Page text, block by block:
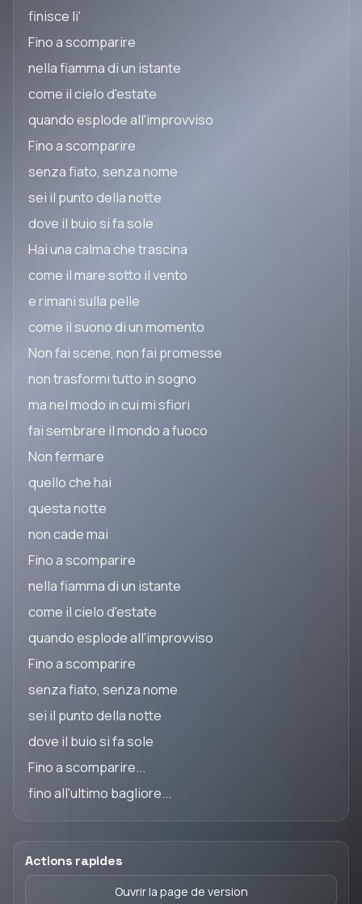
Actions rapides
Ouvrir la page de version
finisce li'
Fino a scomparire
nella fiamma di un istante
come il cielo d'estate
quando esplode all'improvviso
Fino a scomparire
senza fiato, senza nome
sei il punto della notte
dove il buio si fa sole
Hai una calma che trascina
come il mare sotto il vento
e rimani sulla pelle
come il suono di un momento
Non fai scene, non fai promesse
non trasformi tutto in sogno
ma nel modo in cui mi sfiori
fai sembrare il mondo a fuoco
Non fermare
quello che hai
questa notte
non cade mai
Fino a scomparire
nella fiamma di un istante
come il cielo d'estate
quando esplode all'improvviso
Fino a scomparire
senza fiato, senza nome
sei il punto della notte
dove il buio si fa sole
Fino a scomparire...
fino all'ultimo bagliore...